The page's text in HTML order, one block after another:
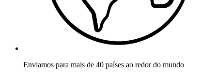
Enviamos para mais de 40 países ao redor do mundo